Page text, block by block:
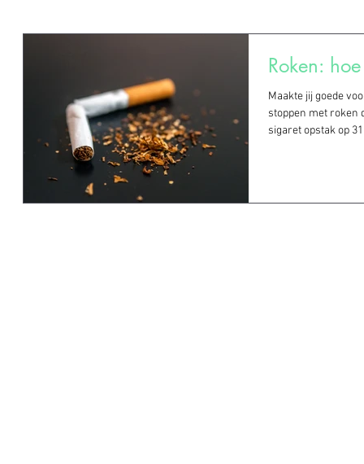
Roken:
Maakte jij goede
stoppen met roken daar één
sigaret opstak op